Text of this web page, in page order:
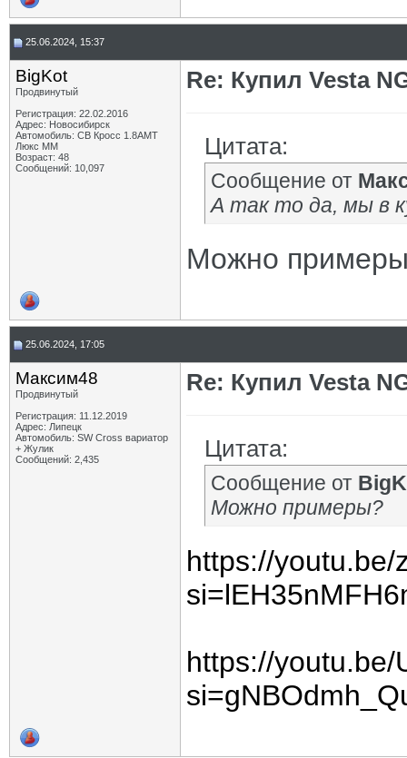
25.06.2024, 15:37
BigKot
Продвинутый
Регистрация: 22.02.2016
Адрес: Новосибирск
Автомобиль: СВ Кросс 1.8АМТ
Люкс ММ
Возраст: 48
Сообщений: 10,097
Re: Купил Vesta
Цитата:
Сообщение от
А так то да, мы в
Можно
25.06.2024, 17:05
Максим48
Продвинутый
Регистрация: 11.12.2019
Адрес: Липецк
Автомобиль: SW Cross вариатор
+ Жулик
Сообщений: 2,435
Re: Купил Vesta
Цитата:
Сообщение от
Можно примеры?
https://youtu.be/
https://youtu.be/